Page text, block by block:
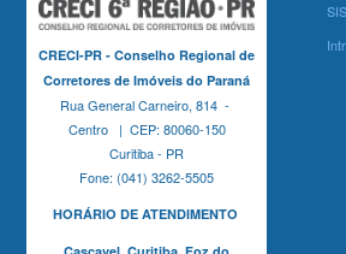
CRECI-PR - Conselho Regional de
Corretores de Imóveis do Paraná
Rua General Carneiro, 814 -
Centro | CEP: 80060-150
Curitiba - PR
Fone: (041) 3262-5505
HORÁRIO DE ATENDIMENTO